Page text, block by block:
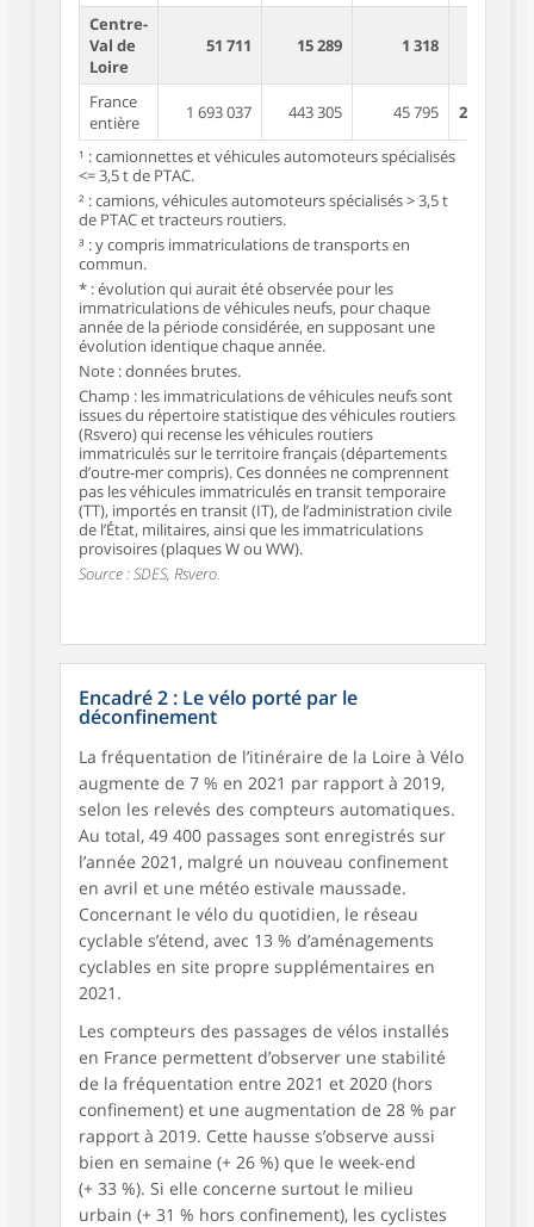
Centre-
Val de
Loire
51 711 15 289 1 318
France
entière
1 693 037 443 305 45 795 2 189 270
¹ : camionnettes et véhicules automoteurs spécialisés
<= 3,5 t de PTAC.
² : camions, véhicules automoteurs spécialisés > 3,5 t
de PTAC et tracteurs routiers.
³ : y compris immatriculations de transports en
commun.
* : évolution qui aurait été observée pour les
immatriculations de véhicules neufs, pour chaque
année de la période considérée, en supposant une
évolution identique chaque année.
Note : données brutes.
Champ : les immatriculations de véhicules neufs sont
issues du répertoire statistique des véhicules routiers
(Rsvero) qui recense les véhicules routiers
immatriculés sur le territoire français (départements
d’outre-mer compris). Ces données ne comprennent
pas les véhicules immatriculés en transit temporaire
(TT), importés en transit (IT), de l’administration civile
de l’État, militaires, ainsi que les immatriculations
provisoires (plaques W ou WW).
Source : SDES, Rsvero.
Encadré 2 : Le vélo porté par le
déconfinement
La fréquentation de l’itinéraire de la Loire à Vélo
augmente de 7 % en 2021 par rapport à 2019,
selon les relevés des compteurs automatiques.
Au total, 49 400 passages sont enregistrés sur
l’année 2021, malgré un nouveau confinement
en avril et une météo estivale maussade.
Concernant le vélo du quotidien, le réseau
cyclable s’étend, avec 13 % d’aménagements
cyclables en site propre supplémentaires en
2021.
Les compteurs des passages de vélos installés
en France permettent d’observer une stabilité
de la fréquentation entre 2021 et 2020 (hors
confinement) et une augmentation de 28 % par
rapport à 2019. Cette hausse s’observe aussi
bien en semaine (+ 26 %) que le week-end
(+ 33 %). Si elle concerne surtout le milieu
urbain (+ 31 % hors confinement), les cyclistes